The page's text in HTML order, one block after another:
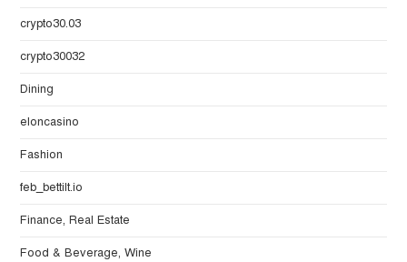
crypto30.03
crypto30032
Dining
eloncasino
Fashion
feb_bettilt.io
Finance, Real Estate
Food & Beverage, Wine